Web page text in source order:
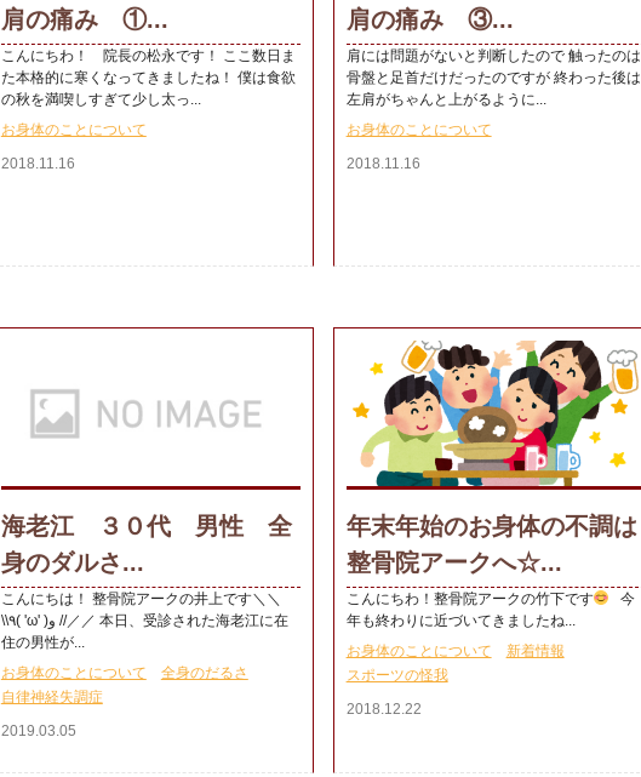
肩の痛み ①...
こんにちわ！ 院長の松永です！ ここ数日ま
た本格的に寒くなってきましたね！ 僕は食欲
の秋を満喫しすぎて少し太っ...
お身体のことについて
2018.11.16
肩の痛み ③...
肩には問題がないと判断したので 触ったのは
骨盤と足首だけだったのですが 終わった後は
左肩がちゃんと上がるように...
お身体のことについて
2018.11.16
海老江 ３０代 男性 全
身のダルさ...
こんにちは！ 整骨院アークの井上です＼＼
\\٩( 'ω' )و //／／ 本日、受診された海老江に在
住の男性が...
お身体のことについて
全身のだるさ
自律神経失調症
2019.03.05
年末年始のお身体の不調は
整骨院アークへ☆...
こんにちわ！整骨院アークの竹下です
今
年も終わりに近づいてきましたね...
お身体のことについて
新着情報
スポーツの怪我
2018.12.22